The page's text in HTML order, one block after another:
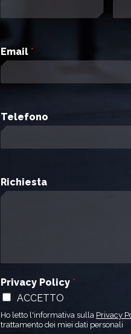
Email *
Telefono
Richiesta
Privacy Policy *
ACCETTO
Ho letto l'informativa sulla Privacy
trattamento dei miei dati personali